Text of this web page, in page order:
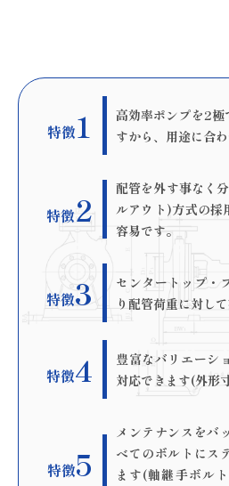
特徴1
高効率ポンプを2極
すから、用途に合
特徴2
配管を外す事なく
ルアウト)方式の採
容易です。
特徴3
センタートップ・
り配管荷重に対し
特徴4
豊富なバリエーシ
対応できます(外形
特徴5
メンテナンスをバ
べてのボルトにス
ます(軸継手ボル